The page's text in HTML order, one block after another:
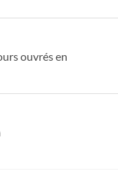
ouvrés en